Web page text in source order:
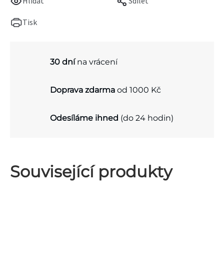
Tisk
30 dnína vrácení
Doprava zdarma od 1000 Kč
Odesíláme ihned (do 24 hodin)
Související produkty